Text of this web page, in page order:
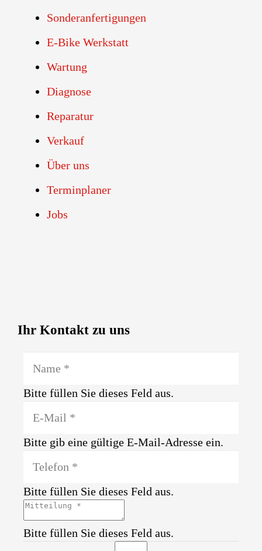
Sonderanfertigungen
E-Bike Werkstatt
Wartung
Diagnose
Reparatur
Verkauf
Über uns
Terminplaner
Jobs
Ihr Kontakt zu uns
Bitte füllen Sie dieses Feld aus.
Bitte gib eine gültige E-Mail-Adresse ein.
Bitte füllen Sie dieses Feld aus.
Bitte füllen Sie dieses Feld aus.